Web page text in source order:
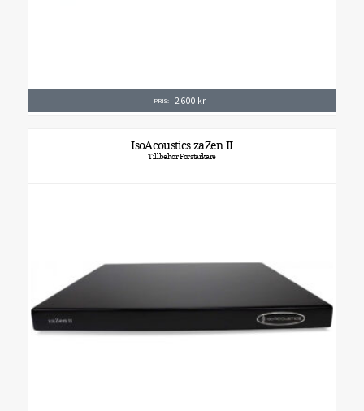
PRIS: 2 600 kr
IsoAcoustics zaZen II
Tillbehör Förstärkare